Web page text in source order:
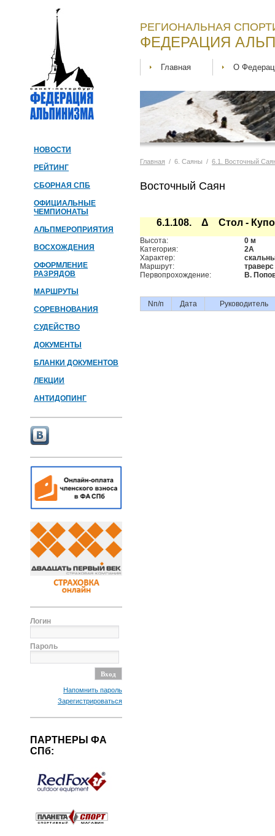
НОВОСТИ
РЕЙТИНГ
СБОРНАЯ СПБ
ОФИЦИАЛЬНЫЕ
ЧЕМПИОНАТЫ
АЛЬПМЕРОПРИЯТИЯ
ВОСХОЖДЕНИЯ
ОФОРМЛЕНИЕ
РАЗРЯДОВ
МАРШРУТЫ
СОРЕВНОВАНИЯ
СУДЕЙСТВО
ДОКУМЕНТЫ
БЛАНКИ ДОКУМЕНТОВ
ЛЕКЦИИ
АНТИДОПИНГ
Логин
Пароль
Напомнить пароль
Зарегистрироваться
ПАРТНЕРЫ ФА
СПб:
РЕГИОНАЛЬНАЯ
ФЕДЕРАЦИЯ
Главная О
Главная / 6. Саяны / 6.1. Восточный
Восточный Саян
6.1.108. Δ Стол -
Высота:
0 м
Категория:
2А
Характер:
Маршрут:
траверс
Первопрохождение:
В.
Nп/п Дата Руководитель